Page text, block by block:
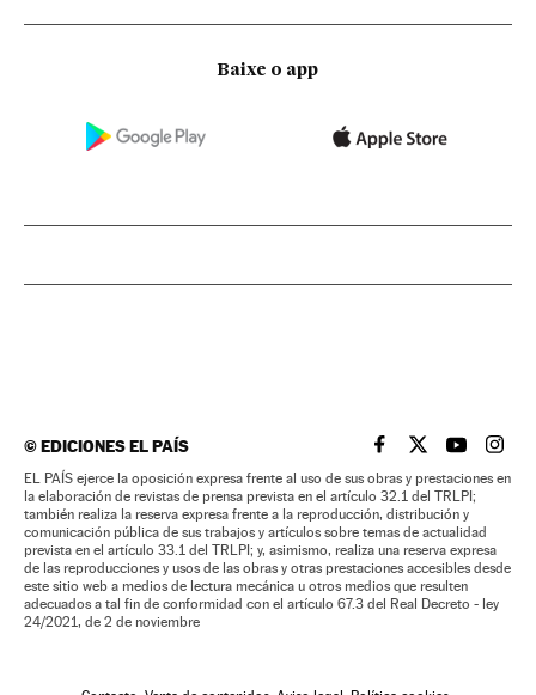
Baixe o app
©EDICIONES EL PAÍS EL PAÍS BRASIL EN
EL PAÍSEL PAÍS
EL
EL PAÍS ejerce la oposición expresa frente al uso de sus obras y prestaciones en
la elaboración de revistas de prensa prevista en el artículo 32.1 del TRLPI;
también realiza la reserva expresa frente a la reproducción, distribución y
comunicación pública de sus trabajos y artículos sobre temas de actualidad
prevista en el artículo 33.1 del TRLPI; y, asimismo, realiza una reserva expresa
de las reproducciones y usos de las obras y otras prestaciones accesibles desde
este sitio web a medios de lectura mecánica u otros medios que resulten
adecuados a tal fin de conformidad con el artículo 67.3 del Real Decreto - ley
24/2021, de 2 de noviembre